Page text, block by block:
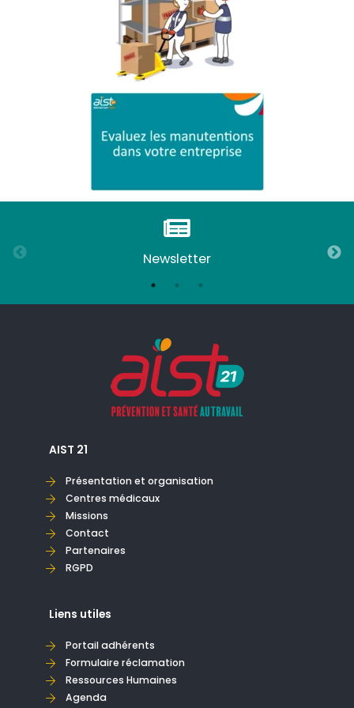
Newsletter
AIST 21
Présentation et organisation
Centres médicaux
Missions
Contact
Partenaires
RGPD
Liens utiles
Portail adhérents
Formulaire réclamation
Ressources Humaines
Agenda